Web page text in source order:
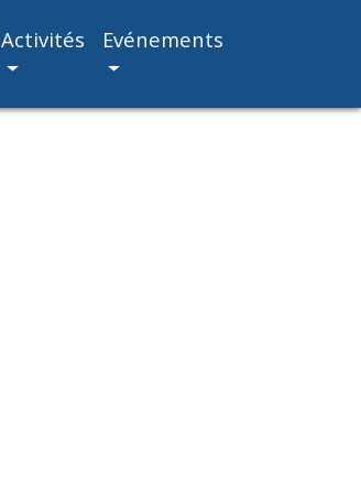
Activités Evénements